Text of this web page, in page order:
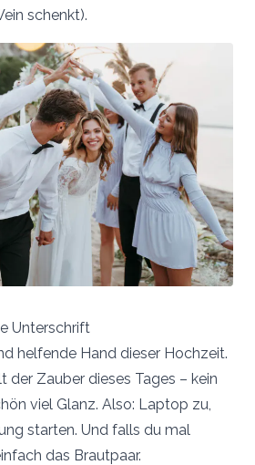
schenkt).
Unterschrift
helfende Hand dieser Hochzeit.
der Zauber dieses Tages – kein
viel Glanz. Also: Laptop zu,
starten. Und falls du mal
das Brautpaar.